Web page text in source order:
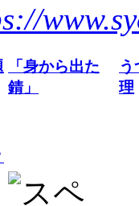
「身から出た
錆」
理